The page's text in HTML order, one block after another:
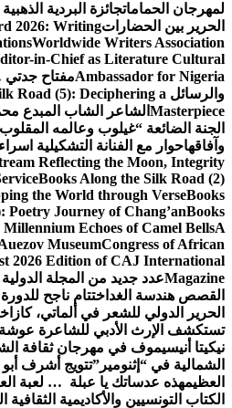
لمهرجان الحمامات
الحرير بين الحضارات2026: Writing
Worldwide Writers Association
in-Chief as Literature Cultural
Ambassador for Nigeriaمفتاح جدتي
والرسائل Road (5): Deciphering a
Masterpiece الشاعر الشاب المبدع
الجنة الضائعة “غيلوب وعالمه
وآفاقهاحوار مع الفنانة التشكيلية
Reflecting the Moon, Integrity
Books Along the Silk Road (2)
the World through VerseBooks
Poetry Journey of Chang’anBooks
Echoes of Camel BellsA
MuseumCongress of African
2026 Edition of CAJ International
Magazineعدد جديد من المجلة
القصص هندسة الغد اختتام ناجح
الحرير الدولي للشعر في ألماتي،
تستكشف الإرث الأدبي للشاعرة عوشة
نيكيتا أنيسيموف في مهرجان ثقافة
الشمالية في “إثنومير”تتويج أشرف
العظيمهذه عدساتك يا عبلة … لعبة
الكتاب التونسيين والأكاديمية الثقافية